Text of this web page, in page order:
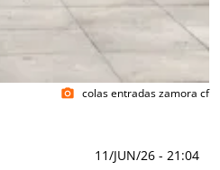
photo_camera colas entradas zamora cf
11/JUN/26 - 21:04